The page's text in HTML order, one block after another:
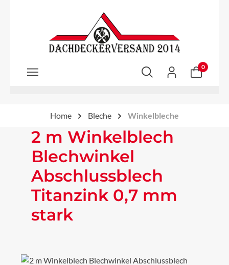
Zum Hauptinhalt springen
0
Home Bleche Winkelbleche
2 m Winkelblech
Blechwinkel
Abschlussblech
Titanzink 0,7 mm
stark
Bildergalerie überspringen